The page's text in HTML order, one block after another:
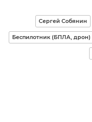
Сергей Собянин
Беспилотник (БПЛА, дрон)